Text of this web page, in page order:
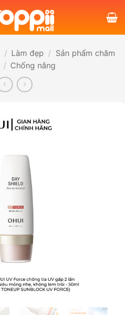
/ Làm đẹp / Sản phẩm chăm
/ Chống nắng